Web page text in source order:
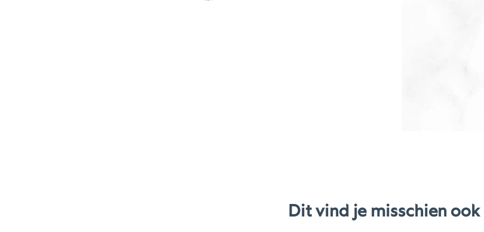
Dit vind je misschien ook